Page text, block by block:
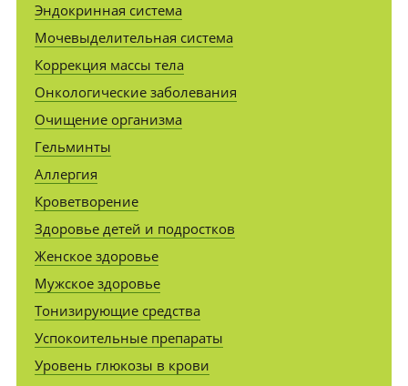
Эндокринная система
Мочевыделительная система
Коррекция массы тела
Онкологические заболевания
Очищение организма
Гельминты
Аллергия
Кроветворение
Здоровье детей и подростков
Женское здоровье
Мужское здоровье
Тонизирующие средства
Успокоительные препараты
Уровень глюкозы в крови